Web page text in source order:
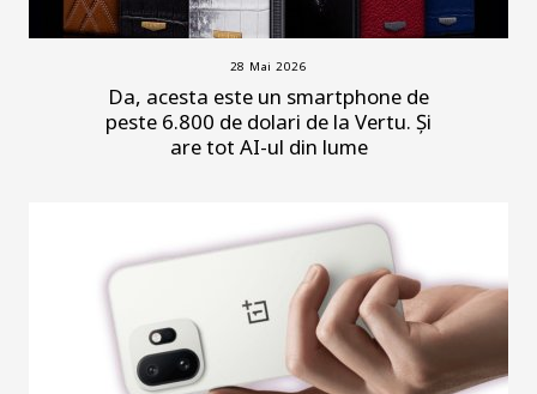
28 Mai 2026
Da, acesta este un smartphone de
peste 6.800 de dolari de la Vertu. Și
are tot AI-ul din lume